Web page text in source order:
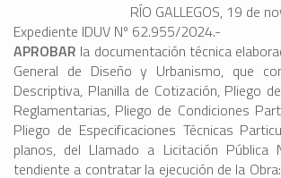
RÍO GALLEGOS, 19 de
Expediente IDUV Nº 62.955/2024.-
APROBAR la documentación técnica
General de Diseño y Urbanismo, que
Descriptiva, Planilla de Cotización, Pliego
Reglamentarias, Pliego de Condiciones
Pliego de Especificaciones Técnicas
planos, del Llamado a Licitación Pública
tendiente a contratar la ejecución de la Obra: